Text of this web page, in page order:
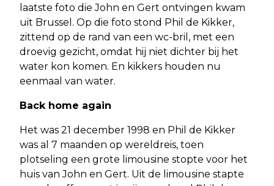
laatste foto die John en Gert ontvingen kwam
uit Brussel. Op die foto stond Phil de Kikker,
zittend op de rand van een wc-bril, met een
droevig gezicht, omdat hij niet dichter bij het
water kon komen. En kikkers houden nu
eenmaal van water.
Back home again
Het was 21 december 1998 en Phil de Kikker
was al 7 maanden op wereldreis, toen
plotseling een grote limousine stopte voor het
huis van John en Gert. Uit de limousine stapte